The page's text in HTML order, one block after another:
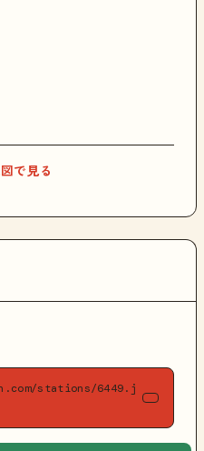
で見る
stations/6449.j